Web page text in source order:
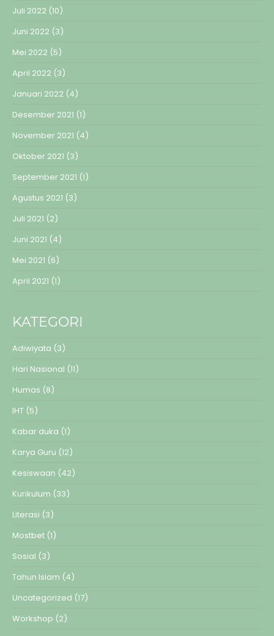
Juli 2022 (10)
Juni 2022 (3)
Mei 2022 (5)
April 2022 (3)
Januari 2022 (4)
Desember 2021 (1)
November 2021 (4)
Oktober 2021 (3)
September 2021 (1)
Agustus 2021 (3)
Juli 2021 (2)
Juni 2021 (4)
Mei 2021 (6)
April 2021 (1)
KATEGORI
Adiwiyata (3)
Hari Nasional (11)
Humas (8)
IHT (5)
Kabar duka (1)
Karya Guru (12)
Kesiswaan (42)
Kurikulum (33)
Literasi (3)
Mostbet (1)
Sosial (3)
Tahun Islam (4)
Uncategorized (17)
Workshop (2)